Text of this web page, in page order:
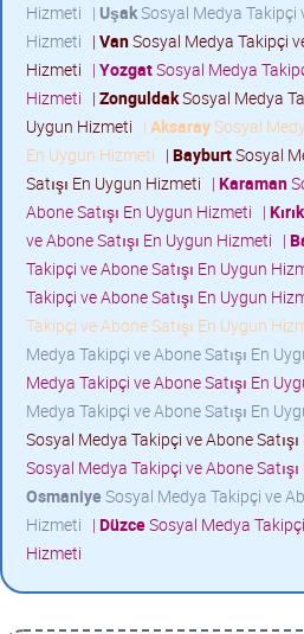
Hizmeti | UşakSosyal Medya Takipçi
Hizmeti | VanSosyal Medya Takipçi
Hizmeti | YozgatSosyal Medya
Hizmeti | ZonguldakSosyal Medya
Uygun Hizmeti | AksaraySosyal
En Uygun Hizmeti | BayburtSosyal
Satışı En Uygun Hizmeti | Karaman
Abone Satışı En Uygun Hizmeti |
ve Abone Satışı En Uygun Hizmeti |
Takipçi ve Abone Satışı En Uygun
Takipçi ve Abone Satışı En Uygun
Takipçi ve Abone Satışı En Uygun
Medya Takipçi ve Abone Satışı En
Medya Takipçi ve Abone Satışı En
Medya Takipçi ve Abone Satışı En
Sosyal Medya Takipçi ve Abone
Sosyal Medya Takipçi ve Abone
Osmaniye Sosyal Medya Takipçi ve
Hizmeti | DüzceSosyal Medya
Hizmeti